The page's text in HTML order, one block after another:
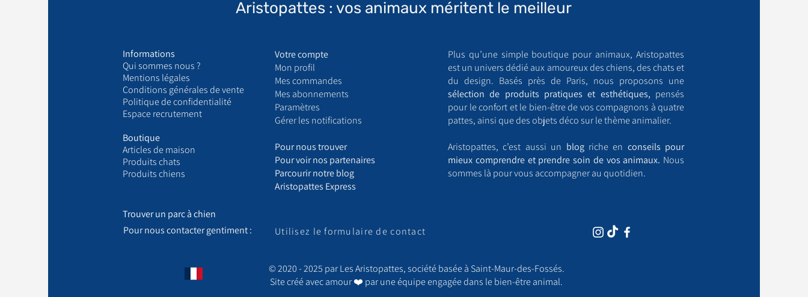
Aristopattes : vos animaux méritent le meilleur
Informations
Qui sommes nous ?
​Mentions légales
Conditions générales de vente
Politique de confidentialité
Espace recrutement
Boutique
Articles de maison
Produits chats
Produits chiens
Votre compte
Mon profil
Mes commandes
Mes abonnements
Paramètres
Gérer les notifications
​Pour nous trouver
Pour voir nos partenaires
Parcourir notre blog
Aristopattes Express
Plus qu’une simple boutique pour animaux, Aristopattes
est un univers dédié aux amoureux des chiens, des chats et
du design. Basés près de Paris, nous proposons une
sélection de produits pratiques et esthétiques, pensés
pour le confort et le bien-être de vos compagnons à quatre
pattes, ainsi que des objets déco sur le thème animalier.
Aristopattes, c’est aussi un blogriche en conseils pour
mieux comprendre et prendre soin de vos animaux. Nous
sommes là pour vous accompagner au quotidien.
Trouver un parc à chien
Pour nous contacter gentiment :
Utilisez le formulaire de contact
© 2020 - 2025 par Les Aristopattes, société basée à Saint-Maur-des-Fossés.​
Site créé avec amour❤️ par une équipe engagée dans le bien-être animal.